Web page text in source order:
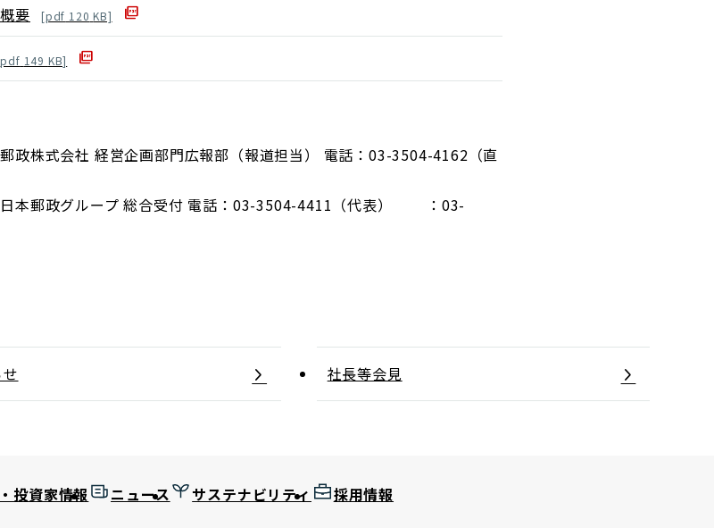
要 [pdf 120 KB]
pdf 149 KB]
政株式会社 経営企画部門広報部（報道担当） 電話：03-3504-4162（直
日本郵政グループ 総合受付 電話：03-3504-4411（代表） ：03-
社長等会見
投資家情報 ニュース サステナビリティ 採用情報